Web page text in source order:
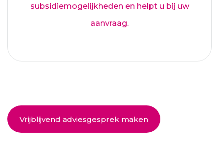
subsidiemogelijkheden en helpt u bij uw
aanvraag.
Vrijblijvend adviesgesprek maken